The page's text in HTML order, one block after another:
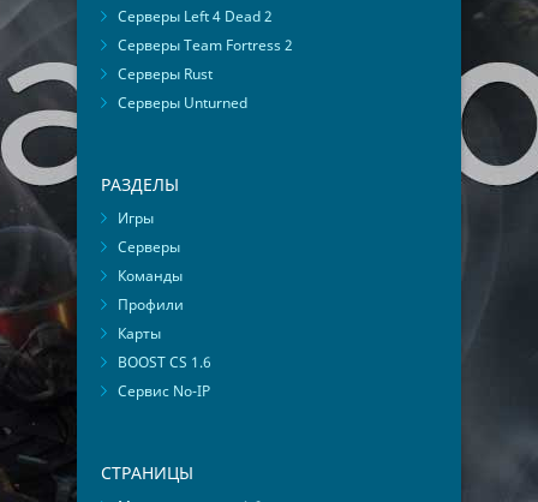
Серверы Left 4 Dead 2
Серверы Team Fortress 2
Серверы Rust
Серверы Unturned
РАЗДЕЛЫ
Игры
Серверы
Команды
Профили
Карты
BOOST CS 1.6
Сервис No-IP
СТРАНИЦЫ